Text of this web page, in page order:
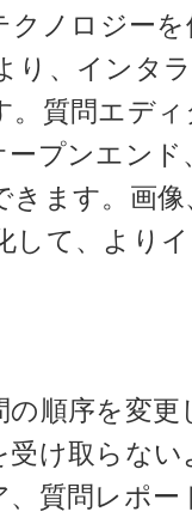
ノロジー
り、インタ
質問エデ
プンエン
ます。画
て、より
順序を変更
け取らない
質問レポ